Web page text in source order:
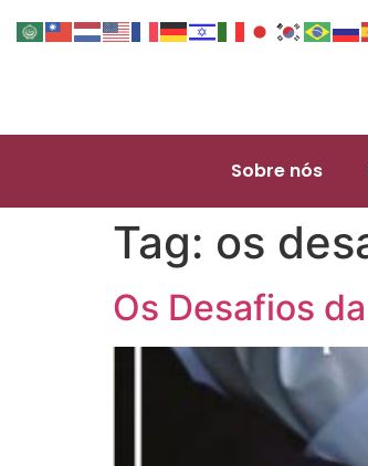
Sobre nós
Tag: os
Os Desafios